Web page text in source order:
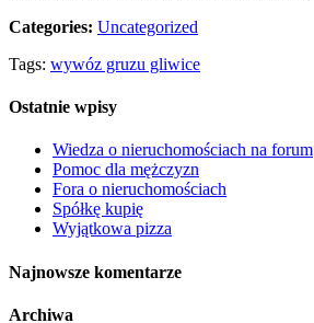
Categories: Uncategorized
Tags: wywóz gruzu gliwice
Ostatnie wpisy
Wiedza o nieruchomościach na forum
Pomoc dla mężczyzn
Fora o nieruchomościach
Spółkę kupię
Wyjątkowa pizza
Najnowsze komentarze
Archiwa